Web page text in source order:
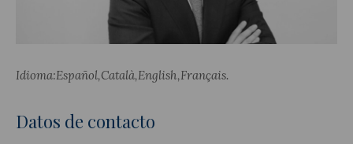
Actualidad jurídica
Idioma:Español Català English Français
Datos de contacto